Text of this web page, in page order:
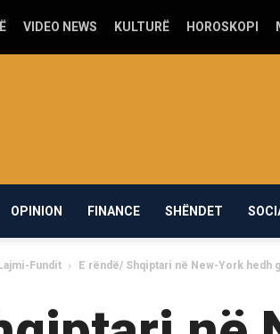
VIDEO NEWS KULTURË HOROSKOPI
OPINION FINANCE SHËNDET
Lajmi-Fundit E rëndë/ Shqiptari në New-York hedh